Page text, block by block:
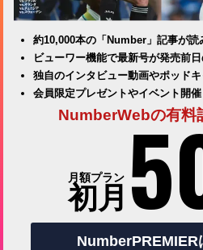
約10,000本の「Number」記事が読
ビューワー機能で最新号が発売前
独自のインタビュー動画やポッド
会員限定プレゼントやイベント開催
NumberWebの有料
月額プラン
初月
NumberPREMIER